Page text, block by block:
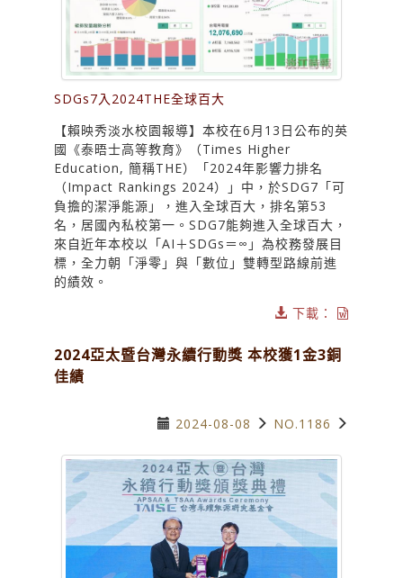
SDGs7入2024THE全球百大
【賴映秀淡水校園報導】本校在6月13日公布的英
國《泰晤士高等教育》（Times Higher
Education, 簡稱THE）「2024年影響力排名
（Impact Rankings 2024）」中，於SDG7「可
負擔的潔淨能源」，進入全球百大，排名第53
名，居國內私校第一。SDG7能夠進入全球百大，
來自近年本校以「AI＋SDGs＝∞」為校務發展目
標，全力朝「淨零」與「數位」雙轉型路線前進
的績效。
下載：
2024亞太暨台灣永續行動獎 本校獲1金3銅
佳績
2024-08-08 NO.1186